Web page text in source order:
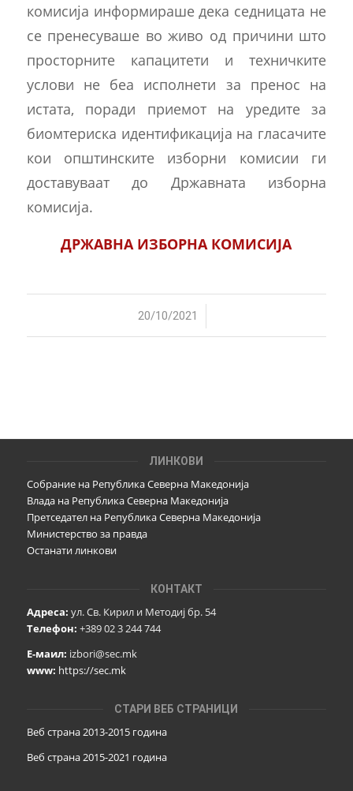
комисија информираше дека седницата не
се пренесуваше во живо од причини што
просторните капацитети и техничките
услови не беа исполнети за пренос на
истата, поради приемот на уредите за
биомтериска идентификација на гласачите
кои општинските изборни комисии ги
доставуваат до Државната изборна
комисија.
ДРЖАВНА ИЗБОРНА КОМИСИЈА
20/10/2021
/
ЛИНКОВИ
Собрание на Република Северна Македонија
Влада на Република Северна Македонија
Претседател на Република Северна Македонија
Министерство за правда
Останати линкови
КОНТАКТ
Адреса: ул. Св. Кирил и Методиј бр. 54
Телефон: +389 02 3 244 744
Е-маил: izbori@sec.mk
www: https://sec.mk
СТАРИ ВЕБ СТРАНИЦИ
Веб страна 2013-2015 година
Веб страна 2015-2021 година